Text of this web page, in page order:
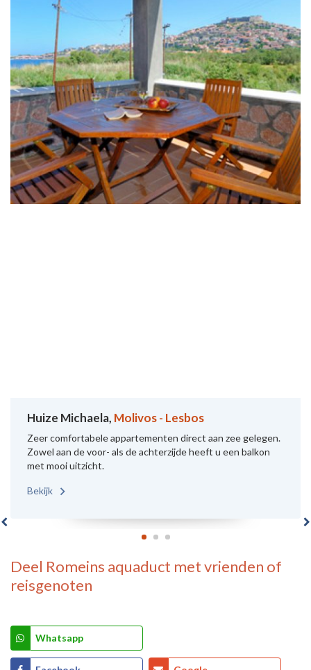
Huize Michaela, Molivos - Lesbos
Zeer comfortabele appartementen direct aan zee gelegen.
Zowel aan de voor- als de achterzijde heeft u een balkon
met mooi uitzicht.
Bekijk
Deel Romeins aquaduct met vrienden of
reisgenoten
Whatsapp